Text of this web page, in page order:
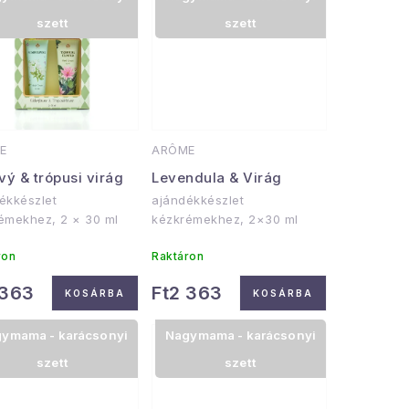
& trópusi virág
szett
2 × 30 ml
KOSÁRBA
ARÔME
Levendula & Virág
szett
ajándékkészlet
kézkrémekhez, 2×30 ml
Raktáron
Ft2 363 KOSÁRBA
- karácsonyi
szett
Nagymama - karácsonyi
szett